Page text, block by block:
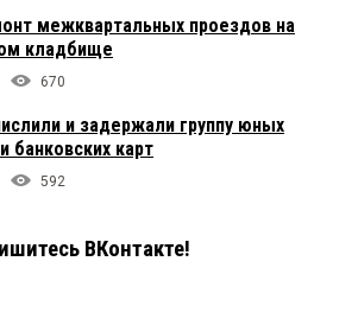
межквартальных проездов на
кладбище
670
и задержали группу юных
банковских карт
592
ВКонтакте!